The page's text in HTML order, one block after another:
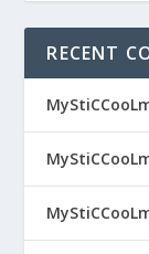
RECENT